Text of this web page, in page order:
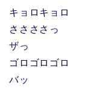
キョロキョロ
ささささっ
ザっ
ゴロゴロゴロ
バッ